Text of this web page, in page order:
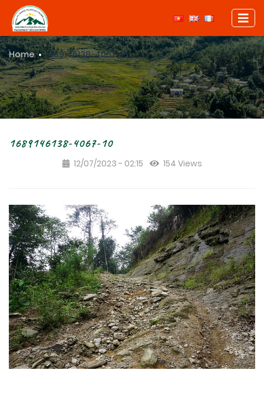
Home 1689146138-4067-10
1689146138-4067-10
12/07/2023 - 02:15 154 Views